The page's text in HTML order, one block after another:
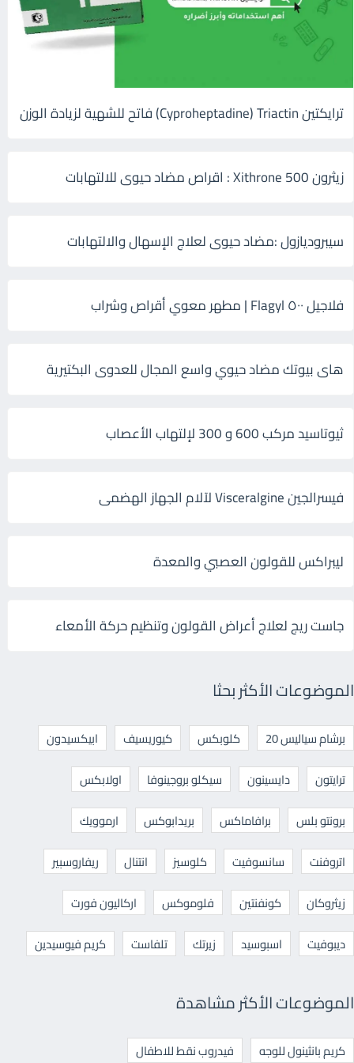
ترايكتين Cyproheptadine) Triactin) فاتح للشهية لزيادة الوزن
زيثرون 500 Xithrone : اقراص مضاد حيوى للالتهابات
سيبروديازول :مضاد حيوى لعلاج الإسهال والالتهابات
فلاجيل ٥٠٠ Flagyl | مطهر معوي أقراص وشراب
هاى بيوتك مضاد حيوي واسع المجال للعدوى البكتيرية
ثيوتاسيد مركب 600 و 300 لإلتهاب الأعصاب
فيسرالجين Visceralgine لآلام الجهاز الهضمى
ليبراكس للقولون العصبي والمعدة
جاست ريج لعلاج أعراض القولون وتنظيم حركة الأمعاء
الموضوعات الأكثر بحثا
برشام سياليس 20 كلوبكس كيوريسيف
ابيكسيدون
ترايتون
دايسينون سيكلو بروجينوفا
اولابكس
برونتو بلس
برافاماكس بريدابوكس
ارموويك
اتروفنت
سانسوفيت كلوسيز انتنال
ريفاروسبير
زيثروكان
كونفنتين فلوموكس
اركاليون فورت
ديبوفيت
اسبوسيد زيرتك تلفاست كريم فيوسيدين
الموضوعات الأكثر مشاهدة
كريم بانثينول للوجه فيدروب نقط للاطفال